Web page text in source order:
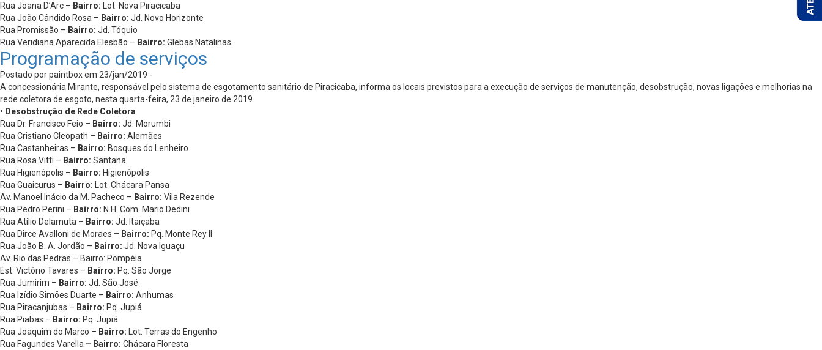
Rua Joana D’Arc – Bairro: Lot. Nova Piracicaba
Rua João Cândido Rosa – Bairro: Jd. Novo Horizonte
Rua Promissão – Bairro: Jd. Tóquio
Rua Veridiana Aparecida Elesbão – Bairro: Glebas Natalinas
Programação de serviços
Postado por paintbox em 23/jan/2019 -
A concessionária Mirante, responsável pelo sistema de esgotamento sanitário de Piracicaba, informa os locais previstos para a execução de serviços de manutenção, desobstrução, novas ligações e melhorias na
rede coletora de esgoto, nesta quarta-feira, 23 de janeiro de 2019.
• Desobstrução de Rede Coletora
Rua Dr. Francisco Feio – Bairro: Jd. Morumbi
Rua Cristiano Cleopath – Bairro: Alemães
Rua Castanheiras – Bairro: Bosques do Lenheiro
Rua Rosa Vitti – Bairro: Santana
Rua Higienópolis – Bairro: Higienópolis
Rua Guaicurus – Bairro: Lot. Chácara Pansa
Av. Manoel Inácio da M. Pacheco – Bairro: Vila Rezende
Rua Pedro Perini – Bairro: N.H. Com. Mario Dedini
Rua Atílio Delamuta – Bairro: Jd. Itaiçaba
Rua Dirce Avalloni de Moraes – Bairro: Pq. Monte Rey II
Rua João B. A. Jordão – Bairro: Jd. Nova Iguaçu
Av. Rio das Pedras – Bairro: Pompéia
Est. Victório Tavares – Bairro: Pq. São Jorge
Rua Jumirim – Bairro: Jd. São José
Rua Izídio Simões Duarte – Bairro: Anhumas
Rua Piracanjubas – Bairro: Pq. Jupiá
Rua Piabas – Bairro: Pq. Jupiá
Rua Joaquim do Marco – Bairro: Lot. Terras do Engenho
Rua Fagundes Varella – Bairro: Chácara Floresta